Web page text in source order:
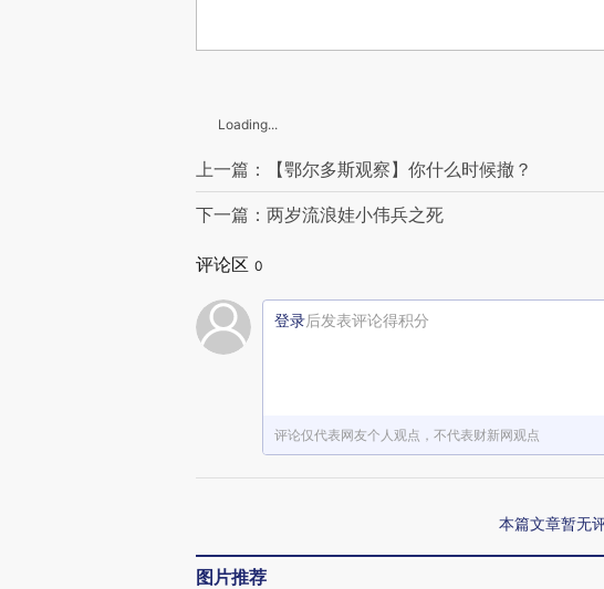
Loading...
上一篇：【鄂尔多斯观察】你什么时候撤？
下一篇：两岁流浪娃小伟兵之死
评论区 0
登录后发表评论得积分
评论仅代表网友个人观点，不代表财新网观点
本篇文章暂无
图片推荐